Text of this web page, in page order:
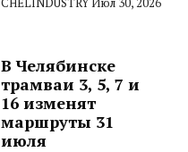
В Челябинске
трамваи 3, 5, 7 и
16 изменят
маршруты 31
июля